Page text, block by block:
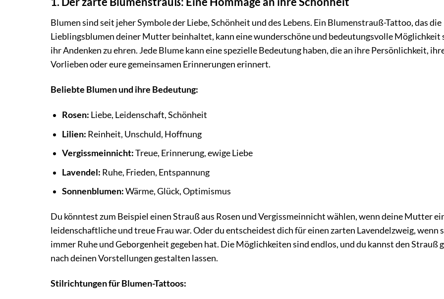
Blumen sind seit jeher Symbole der Liebe, Schönheit und des Lebens. Ein Blumenstrauß-Tattoo, das die
Lieblingsblumen deiner Mutter beinhaltet, kann eine wunderschöne und bedeutungsvolle Möglichkeit
ihr Andenken zu ehren. Jede Blume kann eine spezielle Bedeutung haben, die an ihre Persönlichkeit,
Vorlieben oder eure gemeinsamen Erinnerungen erinnert.
Beliebte Blumen und ihre Bedeutung:
Rosen: Liebe, Leidenschaft, Schönheit
Lilien: Reinheit, Unschuld, Hoffnung
Vergissmeinnicht:Treue, Erinnerung, ewige Liebe
Lavendel: Ruhe, Frieden, Entspannung
Sonnenblumen:Wärme, Glück, Optimismus
Du könntest zum Beispiel einen Strauß aus Rosen und Vergissmeinnicht wählen, wenn deine Mutter
leidenschaftliche und treue Frau war. Oder du entscheidest dich für einen zarten Lavendelzweig, wenn
immer Ruhe und Geborgenheit gegeben hat. Die Möglichkeiten sind endlos, und du kannst den Strauß
nach deinen Vorstellungen gestalten lassen.
Stilrichtungen für Blumen-Tattoos: